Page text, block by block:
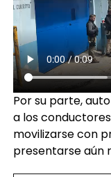
Por su parte,
a los
movilizarse con
presentarse aún